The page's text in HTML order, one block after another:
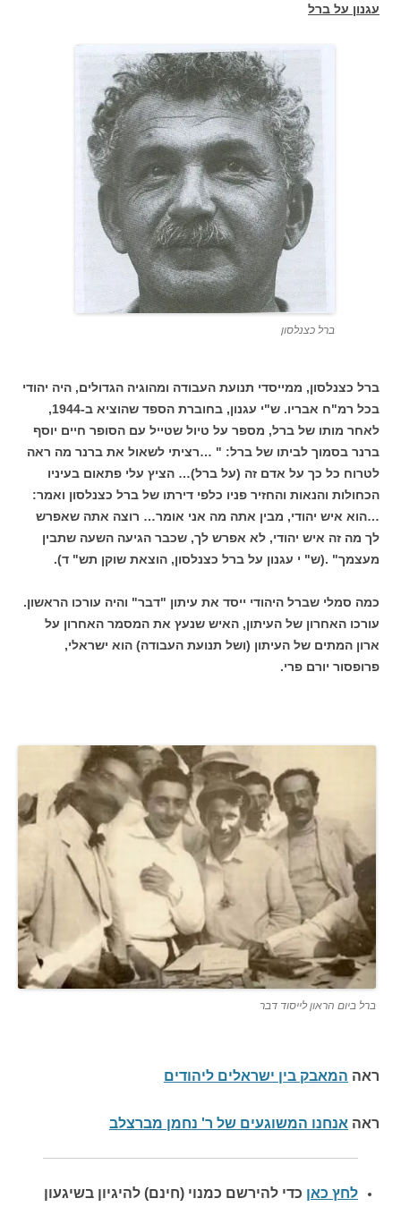
עגנון על ברל
ברל כצנלסון
ברל כצנלסון, ממייסדי תנועת העבודה ומהוגיה הגדולים, היה יהודי
בכל רמ"ח אבריו. ש"י עגנון, בחוברת הספד שהוציא ב-1944,
לאחר מותו של ברל, מספר על טיול שטייל עם הסופר חיים יוסף
ברנר בסמוך לביתו של ברל: " …רציתי לשאול את ברנר מה ראה
לטרוח כל כך על אדם זה (על ברל)… הציץ עלי פתאום בעיניו
הכחולות והנאות והחזיר פניו כלפי דירתו של ברל כצנלסון ואמר:
…הוא איש יהודי, מבין אתה מה אני אומר… רוצה אתה שאפרש
לך מה זה איש יהודי, לא אפרש לך, שכבר הגיעה השעה שתבין
מעצמך" .(ש" י עגנון על ברל כצנלסון, הוצאת שוקן תש" ד).
כמה סמלי שברל היהודי ייסד את עיתון "דבר" והיה עורכו הראשון.
עורכו האחרון של העיתון, האיש שנעץ את המסמר האחרון על
ארון המתים של העיתון (ושל תנועת העבודה) הוא ישראלי,
פרופסור יורם פרי.
ברל ביום הראון לייסוד דבר
ראה המאבק בין ישראלים ליהודים
ראה אנחנו המשוגעים של ר' נחמן מברצלב
לחץ כאן כדי להירשם כמנוי (חינם) להיגיון בשיגעון